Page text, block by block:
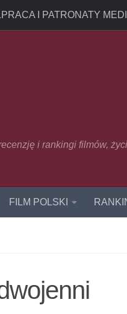
I PATRONATY
i rankingi filmów,
FILM POLSKI